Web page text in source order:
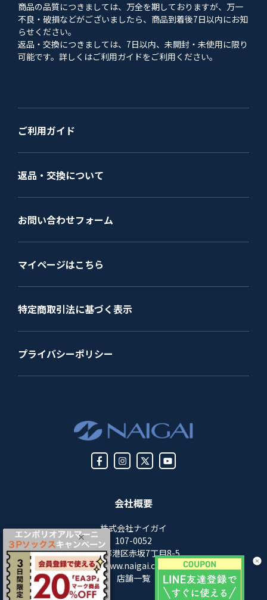
会社概要
株式会社ナイガイ
107-0052
東京都港区赤坂7丁目8-5
https://www.naigai.co.jp/corp/
店舗一覧
商品の品質につきましては、万全を期しておりますが、万一
不良・破損などがございましたら、商品到着後7日以内にお知
らせください。
返品・交換につきましては、7日以内、未開封・未使用に限り
可能です。詳しくはご利用ガイドをご利用ください。
ご利用ガイド
返品・交換について
お問い合わせフォーム
マイページはこちら
特定商取引法に基づく表示
プライバシーポリシー